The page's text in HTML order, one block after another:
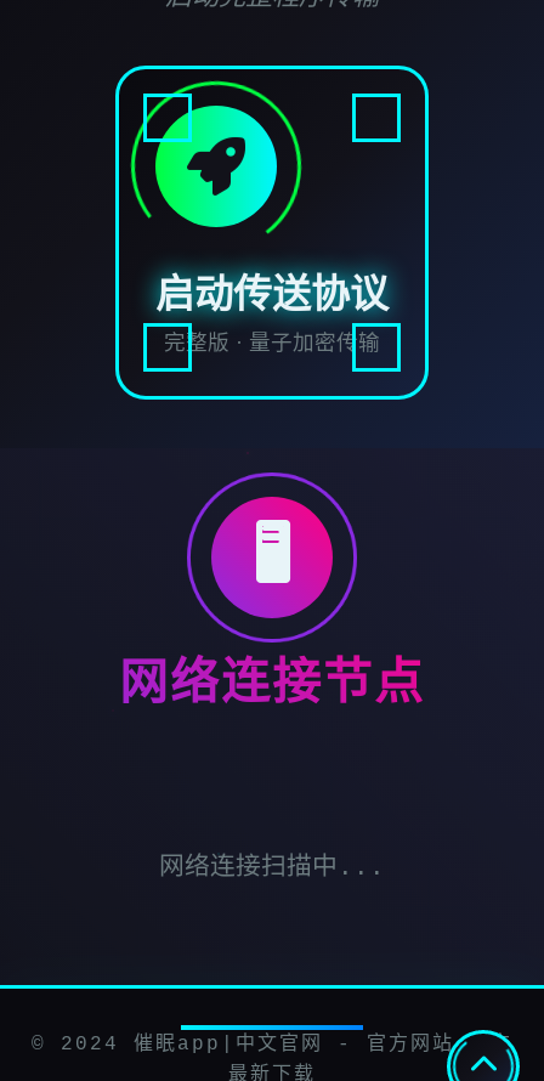
启动传送协议
完整版 · 量子加密传输
🖥️
网络连接节点
网络连接扫描中...
© 2024 催眠app|中文官网 - 官方网站 官方
最新下载